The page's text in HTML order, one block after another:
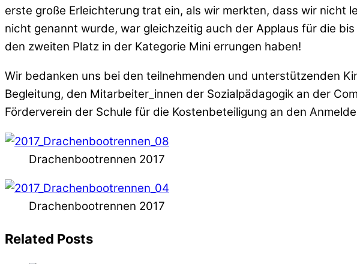
erste große Erleichterung trat ein, als wir merkten, dass wir nicht
nicht genannt wurde, war gleichzeitig auch der Applaus für die
den zweiten Platz in der Kategorie Mini errungen haben!
Wir bedanken uns bei den teilnehmenden und unterstützenden
Begleitung, den Mitarbeiter_innen der Sozialpädagogik an der
Förderverein der Schule für die Kostenbeteiligung an den
Drachenbootrennen 2017
Drachenbootrennen 2017
Related Posts